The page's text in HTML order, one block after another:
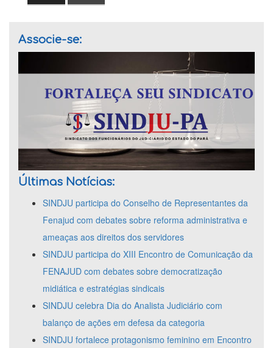
Associe-se:
Últimas Notícias:
SINDJU participa do Conselho de Representantes da
Fenajud com debates sobre reforma administrativa e
ameaças aos direitos dos servidores
SINDJU participa do XIII Encontro de Comunicação da
FENAJUD com debates sobre democratização
midiática e estratégias sindicais
SINDJU celebra Dia do Analista Judiciário com
balanço de ações em defesa da categoria
SINDJU fortalece protagonismo feminino em Encontro